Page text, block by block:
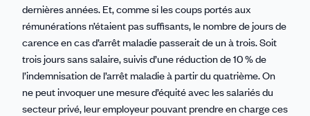
dernières années. Et, comme si les coups portés aux
rémunérations n’étaient pas suffisants, le nombre de jours de
carence en cas d’arrêt maladie passerait de un à trois. Soit
trois jours sans salaire, suivis d’une réduction de 10 % de
l’indemnisation de l’arrêt maladie à partir du quatrième. On
ne peut invoquer une mesure d’équité avec les salariés du
secteur privé, leur employeur pouvant prendre en charge ces